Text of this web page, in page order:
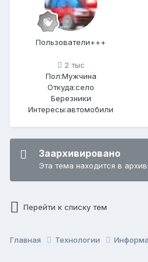
Пользователи+++
2 тыс
Пол:Мужчина
Откуда:село
Березники
Интересы:автомобили
Заархивировано
Эта тема находится в
Перейти к списку тем
Главная Технологии